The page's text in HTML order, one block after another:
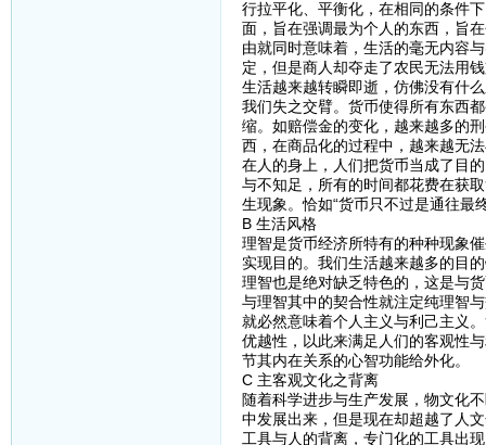
行拉平化、平衡化，在相同的条件
面，旨在强调最为个人的东西，旨
由就同时意味着，生活的毫无内容
定，但是商人却夺走了农民无法用
生活越来越转瞬即逝，仿佛没有什
我们失之交臂。货币使得所有东西
缩。如赔偿金的变化，越来越多的
西，在商品化的过程中，越来越无
在人的身上，人们把货币当成了目
与不知足，所有的时间都花费在获
生现象。恰如“货币只不过是通往最
B 生活风格
理智是货币经济所特有的种种现象
实现目的。我们生活越来越多的目
理智也是绝对缺乏特色的，这是与
与理智其中的契合性就注定纯理智
就必然意味着个人主义与利己主义
优越性，以此来满足人们的客观性
节其内在关系的心智功能给外化。
C 主客观文化之背离
随着科学进步与生产发展，物文化
中发展出来，但是现在却超越了人
工具与人的背离，专门化的工具出